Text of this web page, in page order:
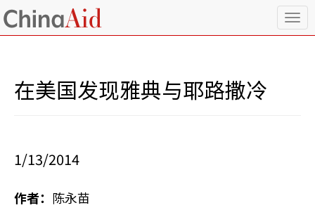
T
o
在美国发现雅典与耶路撒冷
1/13/2014
作者： 陈永苗